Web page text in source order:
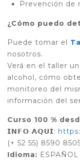
Prevención de
¿Cómo puedo
Puede tomar el
nosotros.
Verá en el taller
alcohol, cómo
monitoreo del
información del
Curso 100 %
𝗜𝗡𝗙𝗢 𝗔𝗤𝗨𝗜:
(+ 52 55) 8590
Idioma: ESPAÑOL